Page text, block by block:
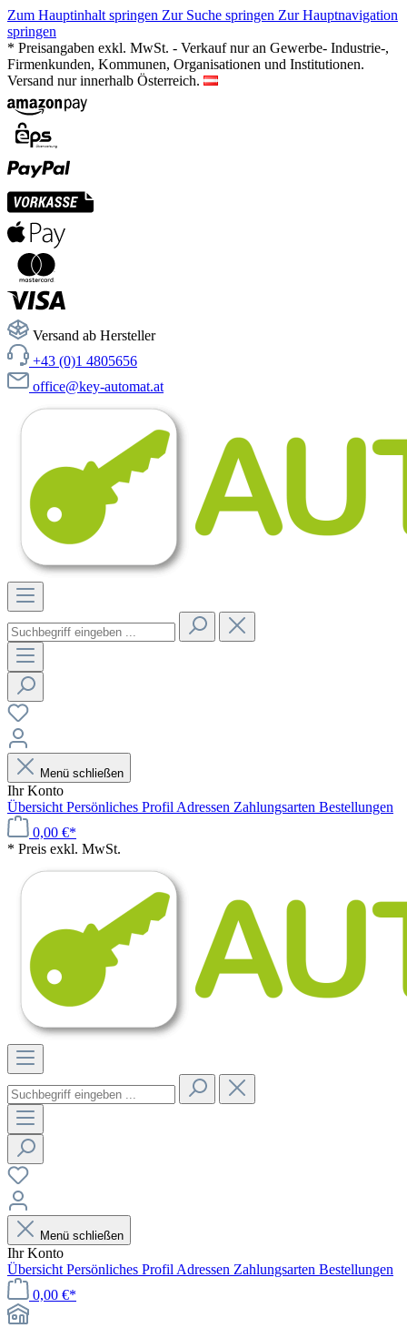
Zum Hauptinhalt springen Zur Suche springen Zur Hauptnavigation
springen
* Preisangaben exkl. MwSt. - Verkauf nur an Gewerbe- Industrie-,
Firmenkunden, Kommunen, Organisationen und Institutionen.
Versand nur innerhalb Österreich.
Versand ab Hersteller
+43 (0)1 4805656
office@key-automat.at
Menü schließen
Ihr Konto
Übersicht Persönliches Profil Adressen Zahlungsarten Bestellungen
0,00 €*
* Preis exkl. MwSt.
Menü schließen
Ihr Konto
Übersicht Persönliches Profil Adressen Zahlungsarten Bestellungen
0,00 €*